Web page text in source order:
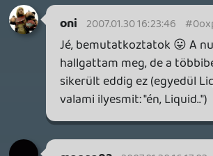
platformal amivel jo sokaig el lehet
szoszolni,mondjuk a mario64et.Ezenkivul
vinnek meg 25 faktoru babaolajat es azzal
kenetnem a hatam a benszulottekel.Meg
magamal vinnem csomit hogy ne
idegesitsen itt tovabb senkit.:P
liquid 2007.01.30 15:09:38 #0oxov
Oké, oké, tényleg ugorjunk 🙂